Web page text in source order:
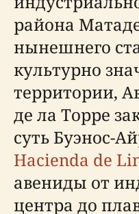
района
нынешнего
культурно
территории,
де ла Торре
суть Буэнос-
Hacienda de
авениды от
центра до